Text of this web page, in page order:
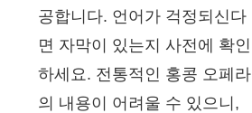
공합니다. 언어가 걱정되신다
면 자막이 있는지 사전에 확인
하세요. 전통적인 홍콩 오페라
의 내용이 어려울 수 있으니,